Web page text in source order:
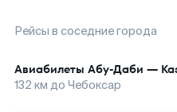
Рейсы в соседние города
Авиабилеты Абу-Даби —
132 км до Чебоксар